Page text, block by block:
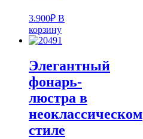
3.900₽ В
корзину
Элегантный
фонарь-
люстра в
неоклассическом
стиле